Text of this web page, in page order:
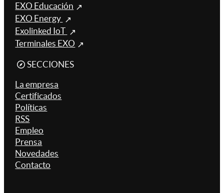
EXO Educación
EXO Energy
Exolinked IoT
Terminales EXO
SECCIONES
La empresa
Certificados
Políticas
RSS
Empleo
Prensa
Novedades
Contacto